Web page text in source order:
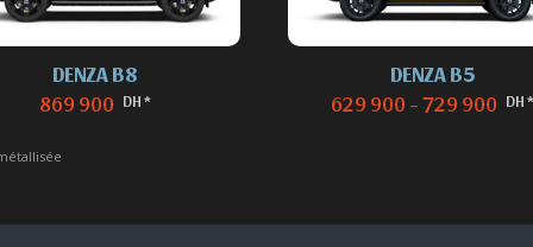
DENZA B5
629 900 - 729 900
DENZA Z9GT EV
1 119 000 DH *